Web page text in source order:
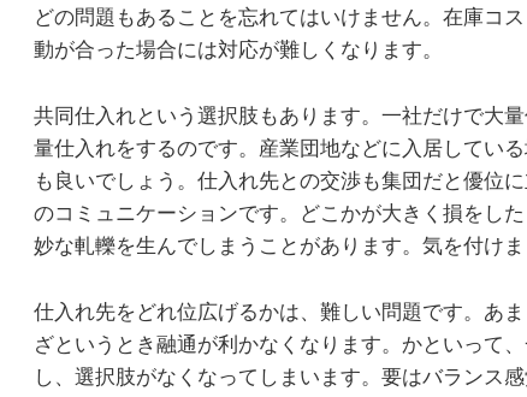
どの問題もあることを忘れてはいけません。在庫コ
動が合った場合には対応が難しくなります。
共同仕入れという選択肢もあります。一社だけで大
量仕入れをするのです。産業団地などに入居してい
も良いでしょう。仕入れ先との交渉も集団だと優位
のコミュニケーションです。どこかが大きく損をし
妙な軋轢を生んでしまうことがあります。気を付けま
仕入れ先をどれ位広げるかは、難しい問題です。あ
ざというとき融通が利かなくなります。かといって
し、選択肢がなくなってしまいます。要はバランス